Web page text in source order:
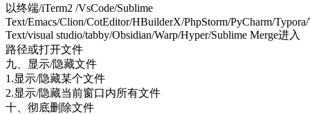
以终端/iTerm2 /VsCode/Sublime
Text/Emacs/Clion/CotEditor/HBuilderX/PhpStorm/PyCharm/
Text/visual studio/tabby/Obsidian/Warp/Hyper/Sublime Merge进入
路径或打开文件
九、显示/隐藏文件
1.显示/隐藏某个文件
2.显示/隐藏当前窗口内所有文件
十、彻底删除文件